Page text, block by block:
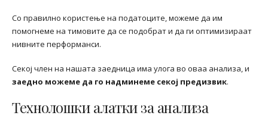
Со правилно користење на податоците, можеме да им
помогнеме на тимовите да се подобрат и да ги оптимизираат
нивните перформанси.
Секој член на нашата заедница има улога во оваа анализа, и
заедно можеме да го надминеме секој предизвик.
Технолошки алатки за анализа